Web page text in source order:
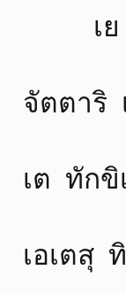
คะล
เอต
ขิเณย
ทินน